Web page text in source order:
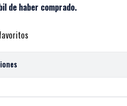
de haber comprado.